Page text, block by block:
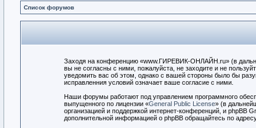
Список форумов
Заходя на конференцию «www.ГИРЕВИК-ОНЛАЙН.ru» (в
вы не согласны с ними, пожалуйста, не заходите и не
уведомить вас об этом, однако с вашей стороны было бы
исправленния условий означает ваше согласие с ними.
Наши форумы работают под управлением программного
выпущенного по лицензии «General Public License» (в
организацией и поддержкой интернет-конференций, и phpBB
дополнительной информацией о phpBB обращайтесь по